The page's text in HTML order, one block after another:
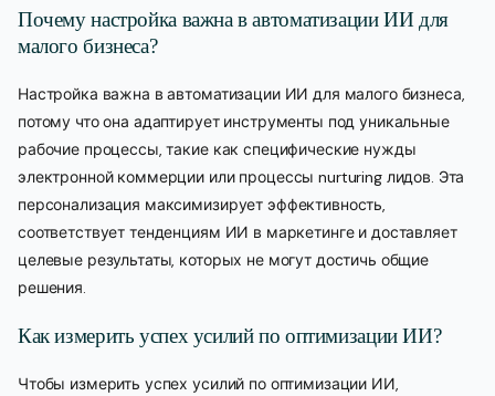
Почему настройка важна в автоматизации ИИ для
малого бизнеса?
Настройка важна в автоматизации ИИ для малого бизнеса,
потому что она адаптирует инструменты под уникальные
рабочие процессы, такие как специфические нужды
электронной коммерции или процессы nurturing лидов. Эта
персонализация максимизирует эффективность,
соответствует тенденциям ИИ в маркетинге и доставляет
целевые результаты, которых не могут достичь общие
решения.
Как измерить успех усилий по оптимизации ИИ?
Чтобы измерить успех усилий по оптимизации ИИ,